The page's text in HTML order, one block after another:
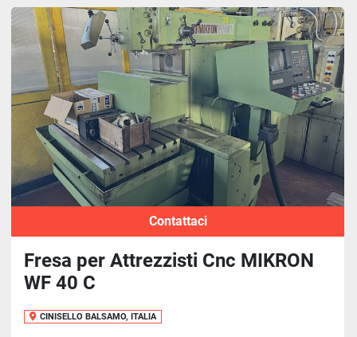
Ordina per
Contattaci
Fresa per Attrezzisti Cnc MIKRON
WF 40 C
CINISELLO BALSAMO, ITALIA